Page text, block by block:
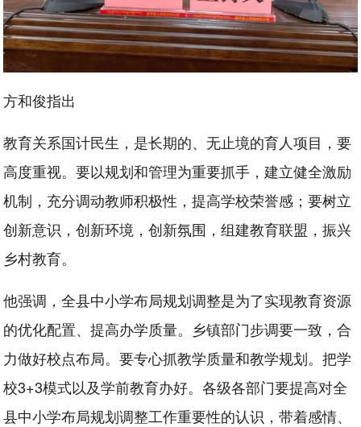
方和俊指出
教育关系国计民生，是长期的、无止境的育人项目，要
高度重视。要以规划和管理为重要抓手，建立健全激励
机制，充分调动教师积极性，提高学校荣誉感；要树立
创新意识，创新环境，创新氛围，组建教育联盟，振兴
乡村教育。
他强调，全县中小学布局规划调整是为了实现教育资源
的优化配置、提高办学质量。乡镇部门步调要一致，合
力做好校点布局。要专心抓教学质量和教学规划。把学
校3+3模式以及学前教育办好。各级各部门要提高对全
县中小学布局规划调整工作重要性的认识，带着感情、